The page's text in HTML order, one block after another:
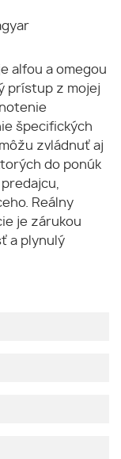
alfou a omegou
prístup z mojej
špecifických
zvládnuť aj
do ponúk
Reálny
je zárukou
a plynulý